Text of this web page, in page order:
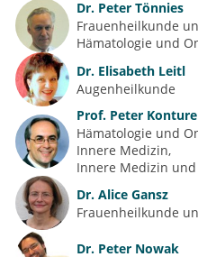
Dr. Peter Tönnies
Frauenheilkunde
Hämatologie und
Dr. Elisabeth Leitl
Augenheilkunde
Prof. Peter
Hämatologie und
Innere Medizin
Innere Medizin
Dr. Alice Gansz
Frauenheilkunde
Dr. Peter Nowak